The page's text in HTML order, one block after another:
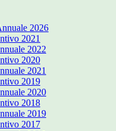
2026
2021
2022
2020
2021
2019
2020
2018
2019
2017